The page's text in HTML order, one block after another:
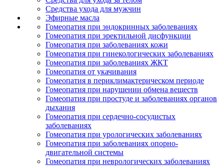
Средства ухода для мужчин
Эфирные масла
Гомеопатия при эндокринных заболеваниях
Гомеопатия при эректильной дисфункции
Гомеопатия при заболеваниях кожи
Гомеопатия при гинекологических заболеваниях
Гомеопатия при заболеваниях ЖКТ
Гомеопатия от укачивания
Гомеопатия в периклимактерическом периоде
Гомеопатия при нарушении обмена веществ
Гомеопатия при простуде и заболеваниях органов
дыхания
Гомеопатия при сердечно-сосудистых
заболеваниях
Гомеопатия при урологических заболеваниях
Гомеопатия при заболеваниях опорно-
двигательной системы
Гомеопатия при неврологических заболеваниях